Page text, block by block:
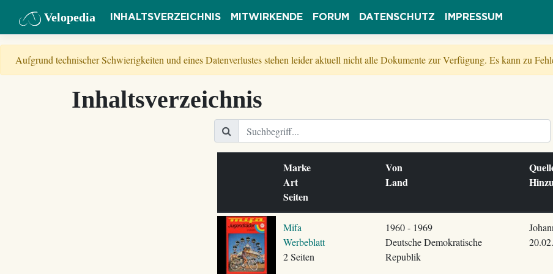
Velopedia INHALTSVERZEICHNIS MITWIRKENDE FORUM DATENSCHUTZ IMPRESSUM
Aufgrund technischer Schwierigkeiten und eines Datenverlustes stehen leider aktuell nicht alle Dokumente zur Verfügung. Es kann zu
Inhaltsverzeichnis
Marke
Art
Seiten
Von
Land
Mifa
Werbeblatt
2 Seiten
1960 - 1969
Deutsche Demokratische
Republik